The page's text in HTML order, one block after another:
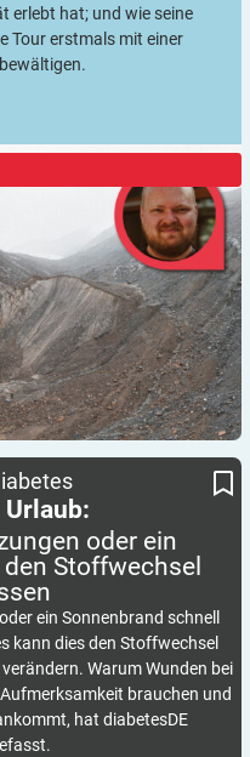
erlebt hat; und wie seine
Tour erstmals mit einer
Sonnenbrand können den
oder ein
Stoffwechsel
ein Sonnenbrand schnell
kann dies den Stoffwechsel
Warum Wunden bei
brauchen und
hat diabetesDE